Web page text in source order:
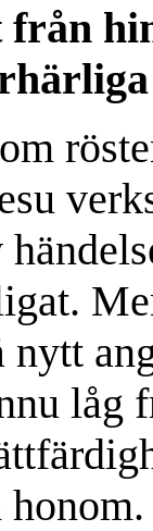
från
låg